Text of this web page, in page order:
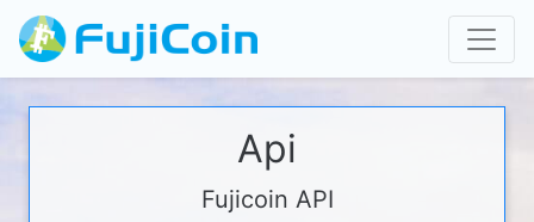
Api
Fujicoin API